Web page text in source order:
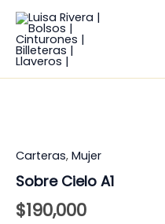
contenido
Carteras, Mujer
Sobre Cielo A1
$190,000